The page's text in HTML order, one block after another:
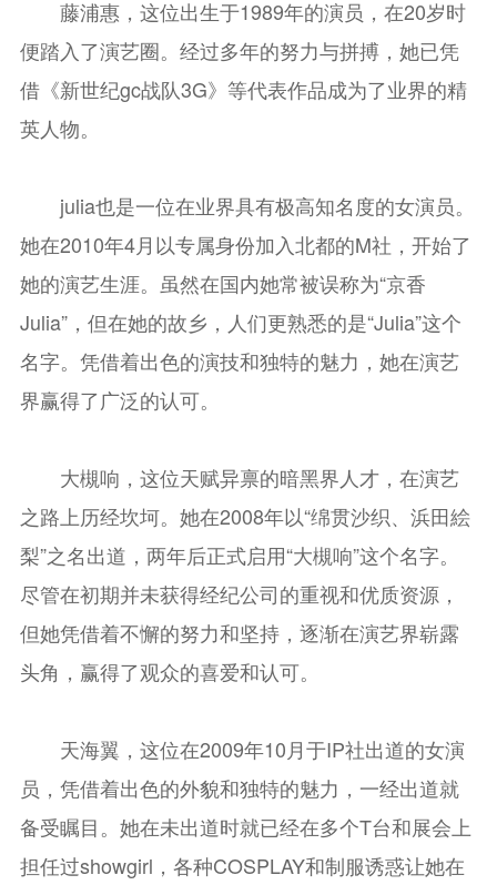
藤浦惠，这位出生于1989年的演员，在20岁时
便踏入了演艺圈。经过多年的努力与拼搏，她已凭
借《新世纪gc战队3G》等代表作品成为了业界的精
英人物。
julia也是一位在业界具有极高知名度的女演员。
她在2010年4月以专属身份加入北都的M社，开始了
她的演艺生涯。虽然在国内她常被误称为“京香
Julia”，但在她的故乡，人们更熟悉的是“Julia”这个
名字。凭借着出色的演技和独特的魅力，她在演艺
界赢得了广泛的认可。
大槻响，这位天赋异禀的暗黑界人才，在演艺
之路上历经坎坷。她在2008年以“绵贯沙织、浜田絵
梨”之名出道，两年后正式启用“大槻响”这个名字。
尽管在初期并未获得经纪公司的重视和优质资源，
但她凭借着不懈的努力和坚持，逐渐在演艺界崭露
头角，赢得了观众的喜爱和认可。
天海翼，这位在2009年10月于IP社出道的女演
员，凭借着出色的外貌和独特的魅力，一经出道就
备受瞩目。她在未出道时就已经在多个T台和展会上
担任过showgirl，各种COSPLAY和制服诱惑让她在